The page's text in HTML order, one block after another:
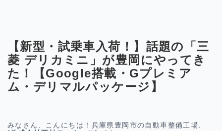
【新型・試乗車入荷！】話題の「三
菱 デリカミニ」が豊岡にやってき
た！【Google搭載・Gプレミア
ム・デリマルパッケージ】
みなさん、こんにちは！兵庫県豊岡市の自動車整備工場、